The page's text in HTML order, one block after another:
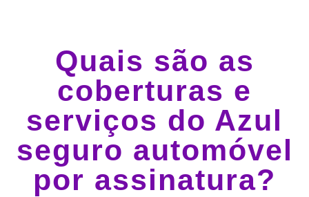
Quais são as
coberturas e
serviços do Azul
seguro automóvel
por assinatura?